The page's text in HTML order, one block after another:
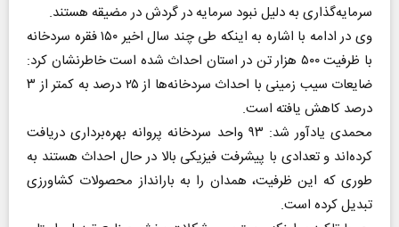
سرمایه‌گذاری به دليل نبود سرمایه در گردش در مضیقه هستند.
وی در ادامه با اشاره به اینکه طی چند سال اخیر ۱۵۰ فقره سردخانه
با ظرفیت ۵۰۰ هزار تن در استان احداث شده است خاطر‌نشان کرد:
ضایعات سیب زمینی با احداث سردخانه‌ها از ۲۵ درصد به کمتر از ۳
درصد کاهش یافته است.
محمدی يادآور شد: ۹۳ واحد سردخانه پروانه بهره‌برداری دریافت
کرده‌اند و تعدادی با پیشرفت فیزیکی بالا در حال احداث هستند به
طوری که این ظرفیت، همدان را به بارانداز محصولات کشاورزی
تبدیل کرده است.